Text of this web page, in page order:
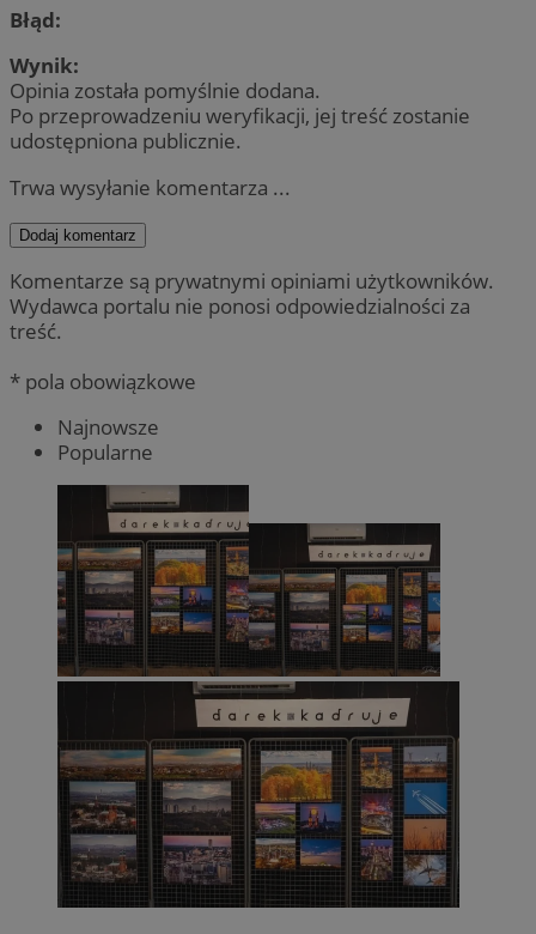
Błąd:
Wynik:
Opinia została pomyślnie dodana.
Po przeprowadzeniu weryfikacji, jej treść zostanie
udostępniona publicznie.
Trwa wysyłanie komentarza ...
Dodaj komentarz
Komentarze są prywatnymi opiniami użytkowników.
Wydawca portalu nie ponosi odpowiedzialności za
treść.
* pola obowiązkowe
Najnowsze
Popularne